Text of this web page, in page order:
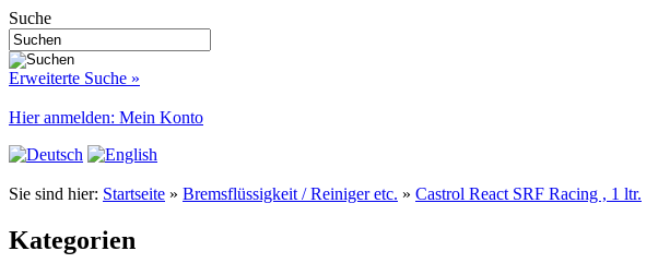
Suche
Erweiterte Suche »
Hier anmelden: Mein Konto
Sie sind hier: Startseite » Bremsflüssigkeit / Reiniger etc. » Castrol React SRF Racing , 1 ltr.
Kategorien